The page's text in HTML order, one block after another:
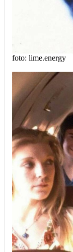
foto: lime.energy